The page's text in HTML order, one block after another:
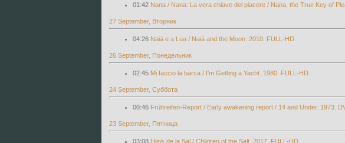
01:42 Nana / Nana: La vera chiave del piacere / Nana, the True Key of
27 September, Вторник
04:26 Naiá e a Lua / Naiá and the Moon. 2010. FULL-HD.
26 September, Понедельник
02:45 Mi faccio la barca / I'm Getting a Yacht. 1980. FULL-HD.
24 September, Суббота
00:46 Frühreifen-Report / Early awakening report / 14 and Under. 1973.
23 September, Пятница
03:08 Hijos de la Sal / Children of the Salt. 2017. FULL-HD.